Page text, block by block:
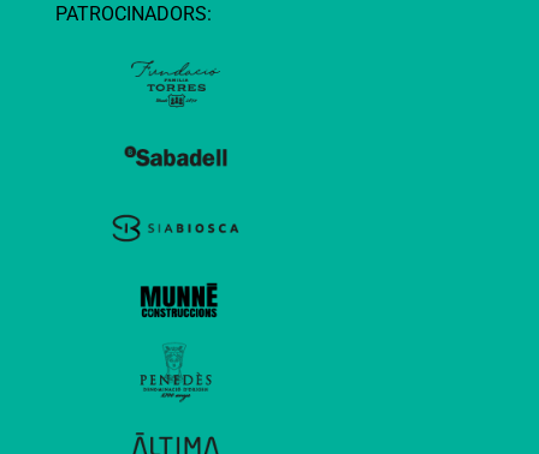
PATROCINADORS: